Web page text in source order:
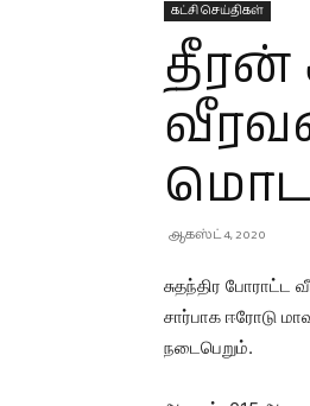
கட்சி செய்திகள்
தீரன்
ஆகஸ்ட் 4, 2020
சுதந்திர
சார்பாக ஈரோடு
நடைபெறும்.